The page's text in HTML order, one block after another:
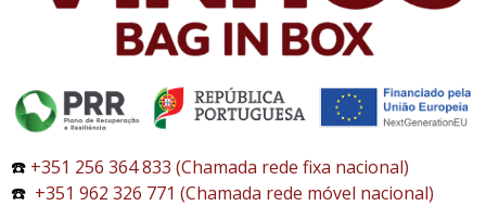
☎️ +351 256 364 833 (Chamada rede fixa nacional)
☎️ +351 962 326 771 (Chamada rede móvel nacional)